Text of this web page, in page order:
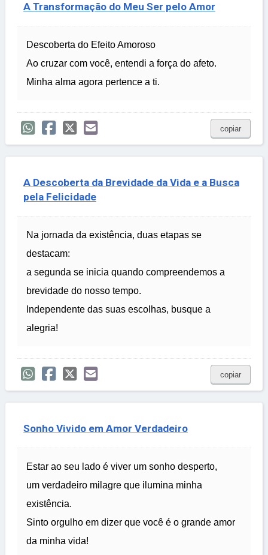
A Transformação do Meu Ser pelo Amor
Descoberta do Efeito Amoroso
Ao cruzar com você, entendi a força do afeto.
Minha alma agora pertence a ti.
copiar
A Descoberta da Brevidade da Vida e a Busca
pela Felicidade
Na jornada da existência, duas etapas se
destacam:
a segunda se inicia quando compreendemos a
brevidade do nosso tempo.
Independente das suas escolhas, busque a
alegria!
copiar
Sonho Vivido em Amor Verdadeiro
Estar ao seu lado é viver um sonho desperto,
um verdadeiro milagre que ilumina minha
existência.
Sinto orgulho em dizer que você é o grande amor
da minha vida!